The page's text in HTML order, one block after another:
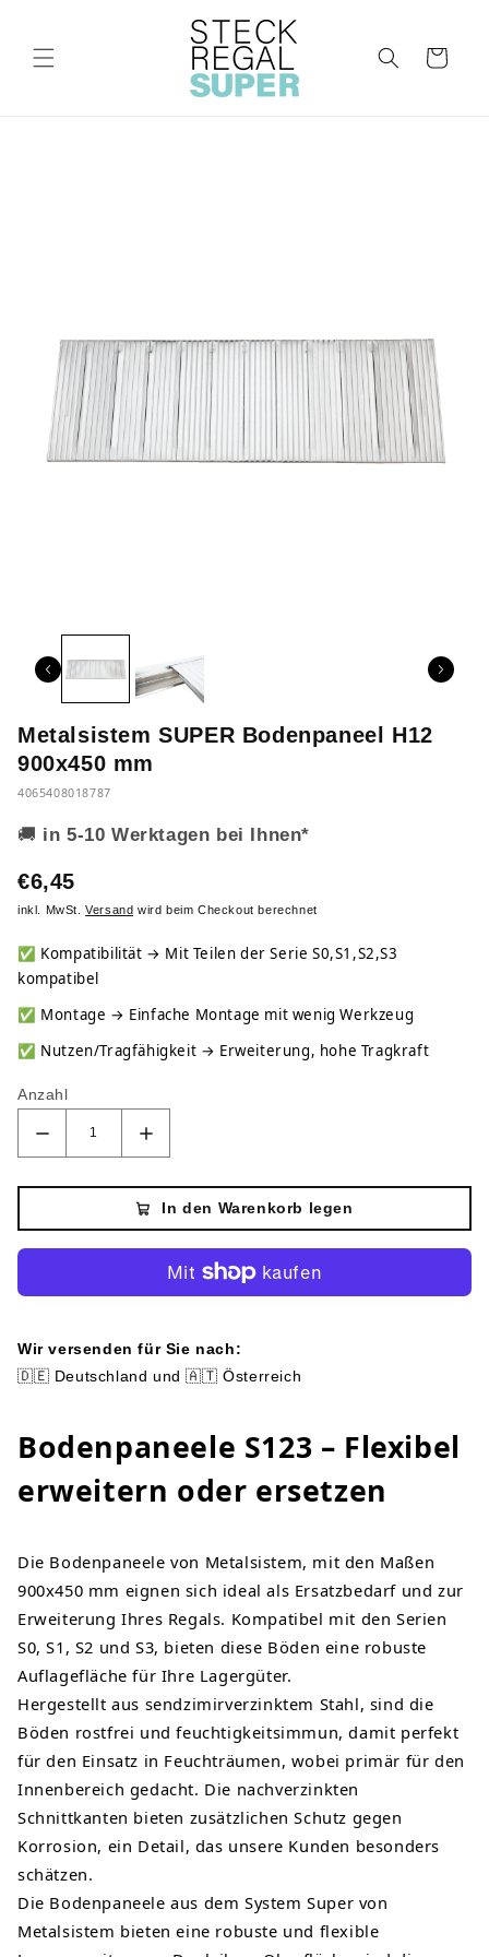
Inhalt
Warenkorb
Metalsistem SUPER Bodenpaneel H12
900x450 mm
4065408018787
🚚 in 5-10 Werktagen bei Ihnen*
€6,45
inkl. MwSt.Versand wird beim Checkout berechnet
✅ Kompatibilität → Mit Teilen der Serie S0,S1,S2,S3
kompatibel
✅ Montage → Einfache Montage mit wenig Werkzeug
✅ Nutzen/Tragfähigkeit → Erweiterung, hohe Tragkraft
Anzahl
In den Warenkorb legen
Wir versenden für Sie nach:
🇩🇪 Deutschland und 🇦🇹 Österreich
Bodenpaneele S123 – Flexibel
erweitern oder ersetzen
Die Bodenpaneele von Metalsistem, mit den Maßen
900x450 mm eignen sich ideal als Ersatzbedarf und zur
Erweiterung Ihres Regals. Kompatibel mit den Serien
S0, S1, S2 und S3, bieten diese Böden eine robuste
Auflagefläche für Ihre Lagergüter.
Hergestellt aus sendzimirverzinktem Stahl, sind die
Böden rostfrei und feuchtigkeitsimmun, damit perfekt
für den Einsatz in Feuchträumen, wobei primär für den
Innenbereich gedacht. Die nachverzinkten
Schnittkanten bieten zusätzlichen Schutz gegen
Korrosion, ein Detail, das unsere Kunden besonders
schätzen.
Die Bodenpaneele aus dem System Super von
Metalsistem bieten eine robuste und flexible